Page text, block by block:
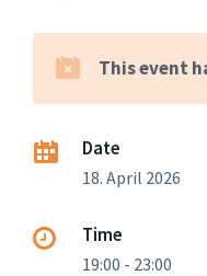
This event
Date
18. April 2026
Time
19:00 - 23:00